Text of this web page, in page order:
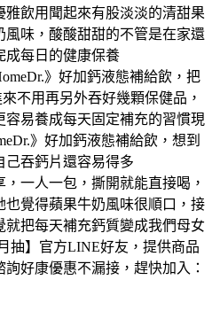
飲用聞起來有股淡淡的清甜果
味，酸酸甜甜的不管是在家還
成每日的健康保養
》好加鈣液態補給飲，把
不用再另外吞好幾顆保健品，
易養成每天固定補充的習慣現
》好加鈣液態補給飲，想到
己吞鈣片還容易得多
一人一包，撕開就能直接喝，
覺得蘋果牛奶風味很順口，接
把每天補充鈣質變成我們母女
抽】官方LINE好友，提供商品
好康優惠不漏接，趕快加入：